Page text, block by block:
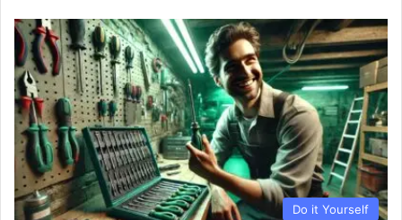
Do it Yourself